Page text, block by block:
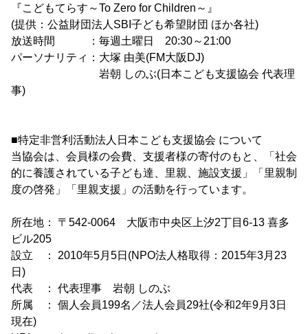
『こどもてらす～To Zero for Children～』
(提供：公益財団法人SBI子ども希望財団 ほか各社)
放送時間 ：毎週土曜日 20:30～21:00
パーソナリティ：大塚 由美(FM大阪DJ)
岩朝 しのぶ(日本こども支援協会 代表理
事)
■特定非営利活動法人日本こども支援協会 について
当協会は、会員様の会費、支援者様の寄付のもと、「社会
的に養護されている子ども達、里親、施設支援」「里親制
度の啓発」「里親支援」の活動を行っています。
所在地： 〒542-0064 大阪市中央区上汐2丁目6-13 喜多
ビル205
設立 ： 2010年5月5日(NPO法人格取得：2015年3月23
日)
代表 ： 代表理事 岩朝 しのぶ
所属 ： 個人会員199名／法人会員29社(令和2年9月3日
現在)